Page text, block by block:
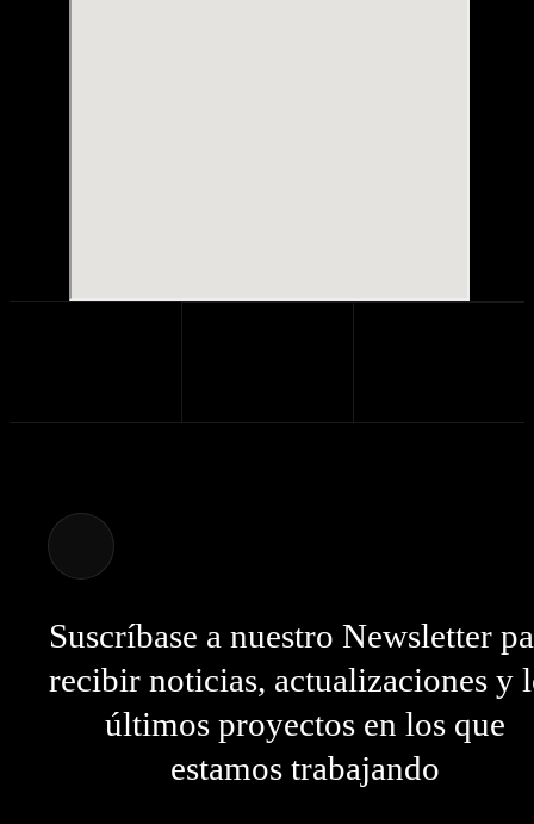
Suscríbase a nuestro Newsletter
recibir noticias, actualizaciones y
últimos proyectos en los que
estamos trabajando